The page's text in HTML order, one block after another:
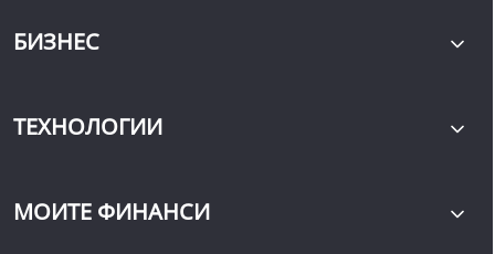
БИЗНЕС
ТЕХНОЛОГИИ
МОИТЕ ФИНАНСИ